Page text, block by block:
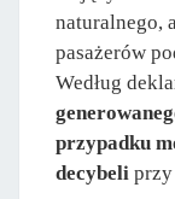
naturalnego,
pasażerów
Według
przypadku
decybeli